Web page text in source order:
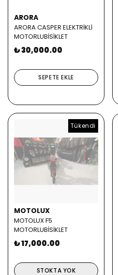
ARORA
ARORA CASPER ELEKTRİKLİ
MOTORLUBİSİKLET
₺ 30,000.00
SEPETE EKLE
Tükendi
MOTOLUX
MOTOLUX F5
MOTORLUBİSİKLET
₺ 17,000.00
STOKTA YOK